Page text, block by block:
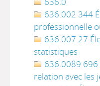
636.002 344
professionnelle
636.007 27
statistiques
636.0089 696
relation avec les